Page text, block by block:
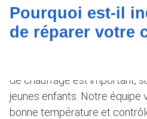
Pourquoi est-il
de réparer votre
Garantir le bon
de chauffage est important,
jeunes enfants. Notre équipe
bonne température et